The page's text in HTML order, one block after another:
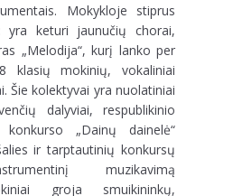
Mokykloje stiprus
yra keturi jaunučių chorai,
„Melodija“, kurį lanko per
klasių mokinių, vokaliniai
Šie kolektyvai yra nuolatiniai
dalyviai, respublikinio
„Dainų dainelė“
ir tarptautinių konkursų
muzikavimą
groja smuikininkų,